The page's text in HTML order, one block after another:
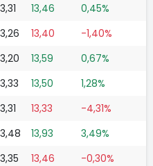
13,46
0,45%
13,40
-1,40%
13,59
0,67%
13,50
1,28%
13,33
-4,31%
13,93
3,49%
13,46
-0,30%